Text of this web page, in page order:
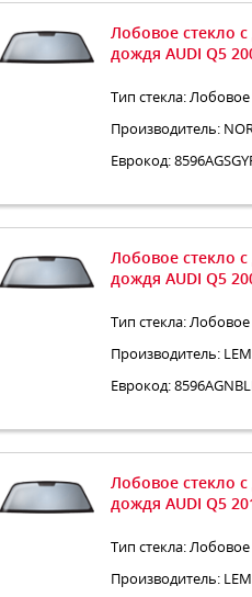
Лобовое стекло
дождя AUDI Q5
Тип стекла: Лобовое
Производитель:
Еврокод:
Лобовое стекло
дождя AUDI Q5
Тип стекла: Лобовое
Производитель:
Еврокод:
Лобовое стекло
дождя AUDI Q5
Тип стекла: Лобовое
Производитель: